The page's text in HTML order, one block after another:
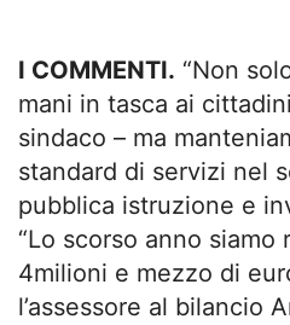
I COMMENTI. “Non
mani in tasca ai
sindaco – ma
standard di servizi nel
pubblica istruzione e
“Lo scorso anno siamo
4milioni e mezzo di
l’assessore al bilancio